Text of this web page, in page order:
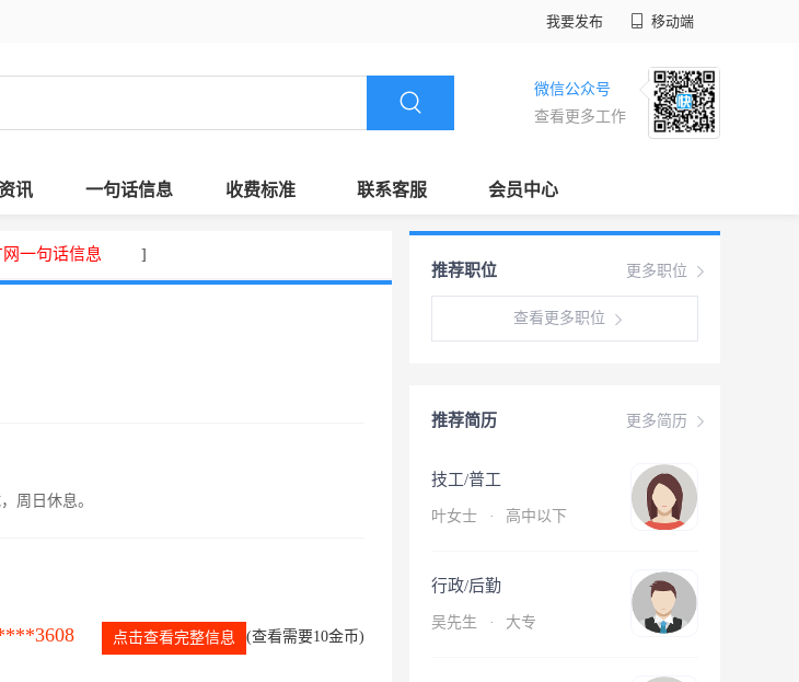
我要发布 移动端
微信公众号
查看更多工作
讯 一句话信息 收费标准 联系客服 会员中心
一句话信息 ]
周日休息。
点击查看完整信息 (查看需要10金币)
更多职位
推荐职位
查看更多职位
更多简历
推荐简历
技工/普工
叶女士 · 高中以下
行政/后勤
吴先生 · 大专